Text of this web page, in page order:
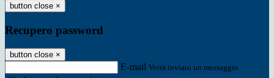
button close ×
Recupero password
button close ×
E-mail Verrà inviato un messaggio